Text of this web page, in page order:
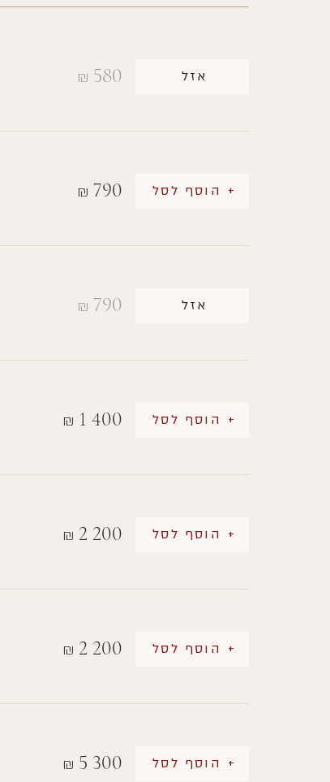
₪ 580 אזל
₪ 790 + הוסף לסל
₪ 790 אזל
₪ 1 400 + הוסף לסל
₪ 2 200 + הוסף לסל
₪ 2 200 + הוסף לסל
₪ 5 300 + הוסף לסל